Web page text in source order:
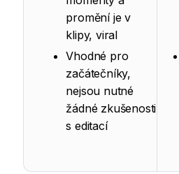
promění je v
klipy, viral
Vhodné pro
začátečníky,
nejsou nutné
žádné zkušenosti
s editací